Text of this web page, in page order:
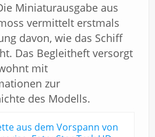
Miniaturausgabe aus
vermittelt erstmals
davon, wie das Schiff
Das Begleitheft versorgt
mit
zur
des Modells.